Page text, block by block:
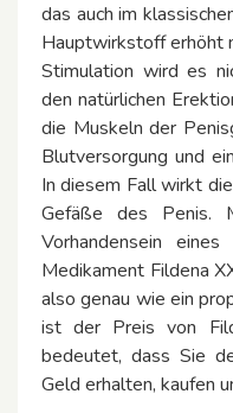
das auch im
Hauptwirkstoff erhöht
Stimulation wird es
den natürlichen
die Muskeln der
Blutversorgung und
In diesem Fall wirkt
Gefäße des Penis.
Vorhandensein
Medikament Fildena
also genau wie ein
ist der Preis von
bedeutet, dass Sie
Geld erhalten, kaufen